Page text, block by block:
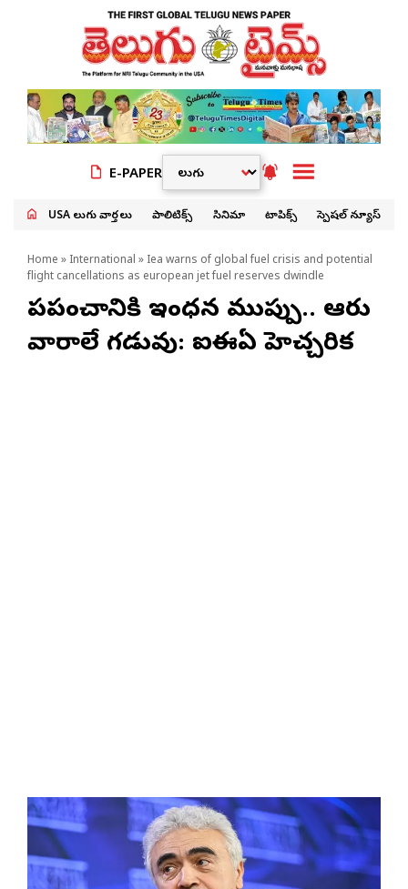
E-PAPER
USA తెలుగు వార్తలు పాలిటిక్స్ సినిమా టాపిక్స్ స్పెషల్ న్యూస్
Home » International » Iea warns of global fuel crisis and potential
flight cancellations as european jet fuel reserves dwindle
ప్రపంచానికి ఇంధన ముప్పు.. ఆరు
వారాలే గడువు: ఐఈఏ హెచ్చరిక